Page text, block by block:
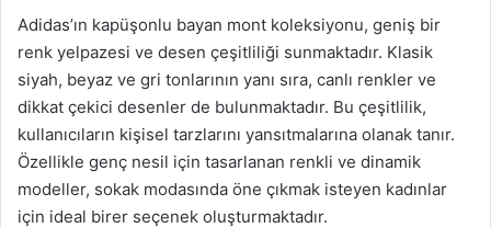
Adidas’ın kapüşonlu bayan mont koleksiyonu, geniş bir
renk yelpazesi ve desen çeşitliliği sunmaktadır. Klasik
siyah, beyaz ve gri tonlarının yanı sıra, canlı renkler ve
dikkat çekici desenler de bulunmaktadır. Bu çeşitlilik,
kullanıcıların kişisel tarzlarını yansıtmalarına olanak tanır.
Özellikle genç nesil için tasarlanan renkli ve dinamik
modeller, sokak modasında öne çıkmak isteyen kadınlar
için ideal birer seçenek oluşturmaktadır.